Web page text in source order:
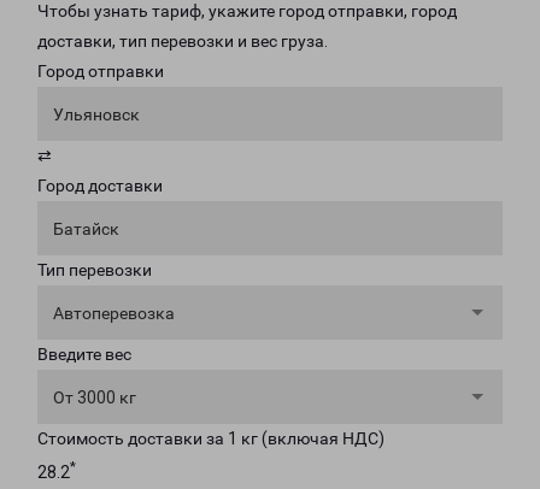
Чтобы узнать тариф, укажите город отправки, город
доставки, тип перевозки и вес груза.
Город отправки
Ульяновск
⇄
Город доставки
Батайск
Тип перевозки
Автоперевозка
Введите вес
От 3000 кг
Стоимость доставки за 1 кг (включая НДС)
28.2*